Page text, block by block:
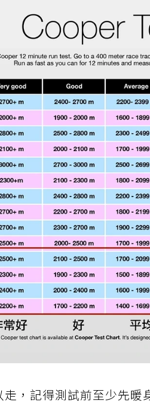
，記得測試前至少先暖